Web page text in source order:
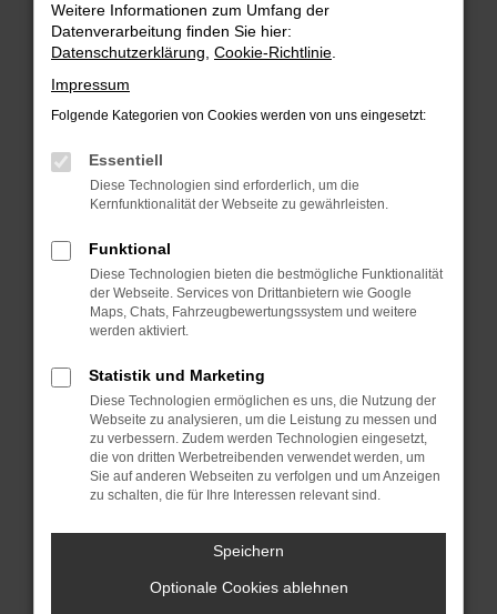
Fehler: Network Error
Beim Laden ist ein Fehler aufgetreten.
Hier sind ein paar Tipps, die dir helfen können:
Überprüfe deine Firewall und deine
Laden andere Webseiten, zum Beispiel
deine Suchmaschine?
Prüfe deine Browsererweiterungen.
Manche Erweiterungen, wie Werbeblocker,
können das Laden bestimmter Seiten
verhindern. Funktioniert die Seite in einem
anderen Browser oder in einem privaten
Fenster?
Starte dein Gerät neu.
vorübergehende Probleme zu beheben.
Betriebssystem auf dem neuesten Stand
Weitere Informationen zum Umfang der
Datenverarbeitung finden Sie hier:
Datenschutzerklärung Cookie-Richtlinie
Impressum
Folgende Kategorien von Cookies werden von uns eingesetzt:
Essentiell
Diese Technologien sind erforderlich, um die
Kernfunktionalität der Webseite zu gewährleisten.
Funktional
Diese Technologien bieten die bestmögliche Funktionalität
der Webseite. Services von Drittanbietern wie Google
Maps, Chats, Fahrzeugbewertungssystem und weitere
werden aktiviert.
Statistik und Marketing
Diese Technologien ermöglichen es uns, die Nutzung der
Webseite zu analysieren, um die Leistung zu messen und
zu verbessern. Zudem werden Technologien eingesetzt,
die von dritten Werbetreibenden verwendet werden, um
Sie auf anderen Webseiten zu verfolgen und um Anzeigen
zu schalten, die für Ihre Interessen relevant sind.
Speichern
Optionale Cookies ablehnen